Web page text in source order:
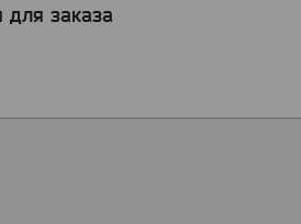
заказа